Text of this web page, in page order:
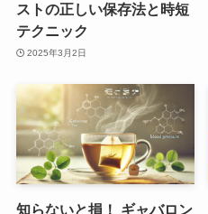
ストの正しい保存法と時短
テクニック
2025年3月2日
知らないと損！ ギャバロン